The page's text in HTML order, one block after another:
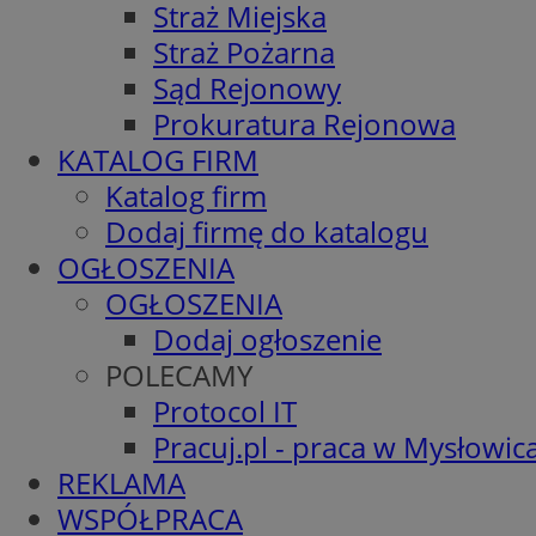
Straż Miejska
Straż Pożarna
Sąd Rejonowy
Prokuratura Rejonowa
KATALOG FIRM
Katalog firm
Dodaj firmę do katalogu
OGŁOSZENIA
OGŁOSZENIA
Dodaj ogłoszenie
POLECAMY
Protocol IT
Pracuj.pl - praca w
REKLAMA
WSPÓŁPRACA